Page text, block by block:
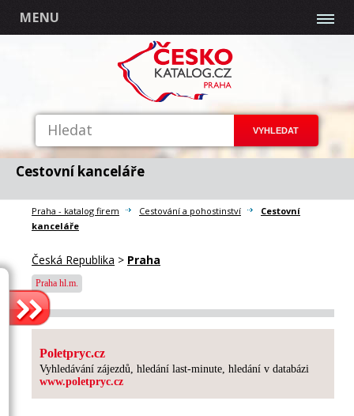
MENU
Cestovní kanceláře
Praha - katalog firem Cestování a pohostinství
Cestovní
kanceláře
Česká Republika > Praha
Praha hl.m.
Poletpryc.cz
Vyhledávání zájezdů, hledání last-minute, hledání v databázi
www.poletpryc.cz